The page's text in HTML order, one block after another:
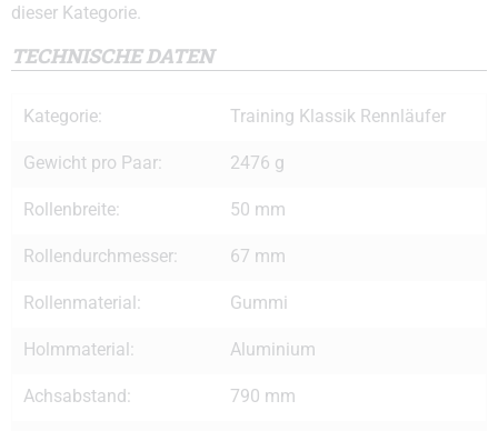
dieser Kategorie.
TECHNISCHE DATEN
Kategorie: Training Klassik Rennläufer
Gewicht pro Paar: 2476 g
Rollenbreite: 50 mm
Rollendurchmesser: 67 mm
Rollenmaterial: Gummi
Holmmaterial: Aluminium
Achsabstand: 790 mm